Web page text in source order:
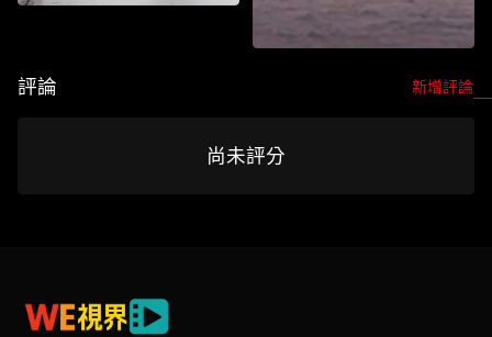
2026WE視界青年影片展映
評論 新增評論
尚未評分